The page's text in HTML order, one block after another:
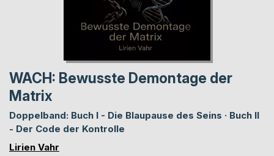
WACH: Bewusste Demontage der
Matrix
Doppelband: Buch I - Die Blaupause des Seins · Buch II
- Der Code der Kontrolle
Lirien Vahr